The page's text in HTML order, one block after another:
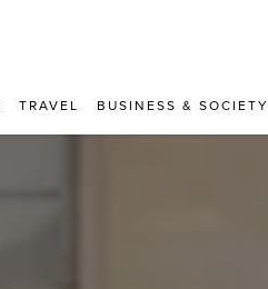
TRAVEL BUSINESS & SOCIETY